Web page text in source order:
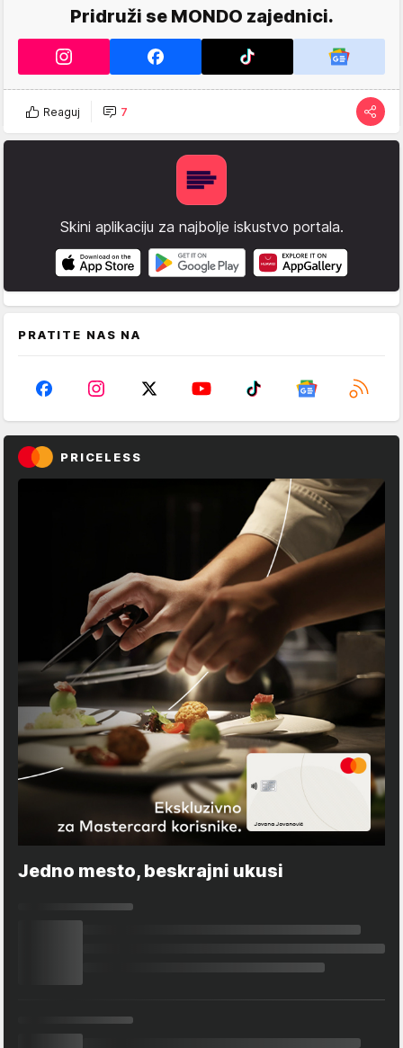
Pridruži se MONDO zajednici.
Reaguj 7
Skini aplikaciju za najbolje iskustvo portala.
PRATITE NAS NA
PRICELESS
Jedno mesto, beskrajni ukusi